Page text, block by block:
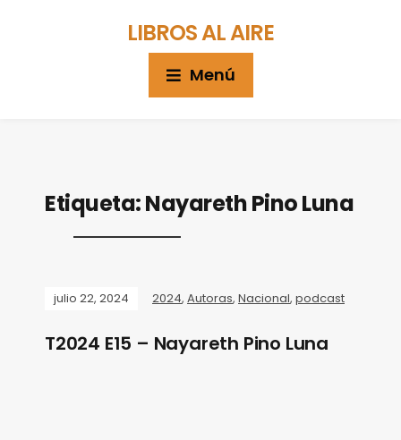
LIBROS AL AIRE
Menú
Etiqueta:Nayareth Pino Luna
julio 22, 2024 2024, Autoras, Nacional, podcast
T2024 E15 – Nayareth Pino Luna